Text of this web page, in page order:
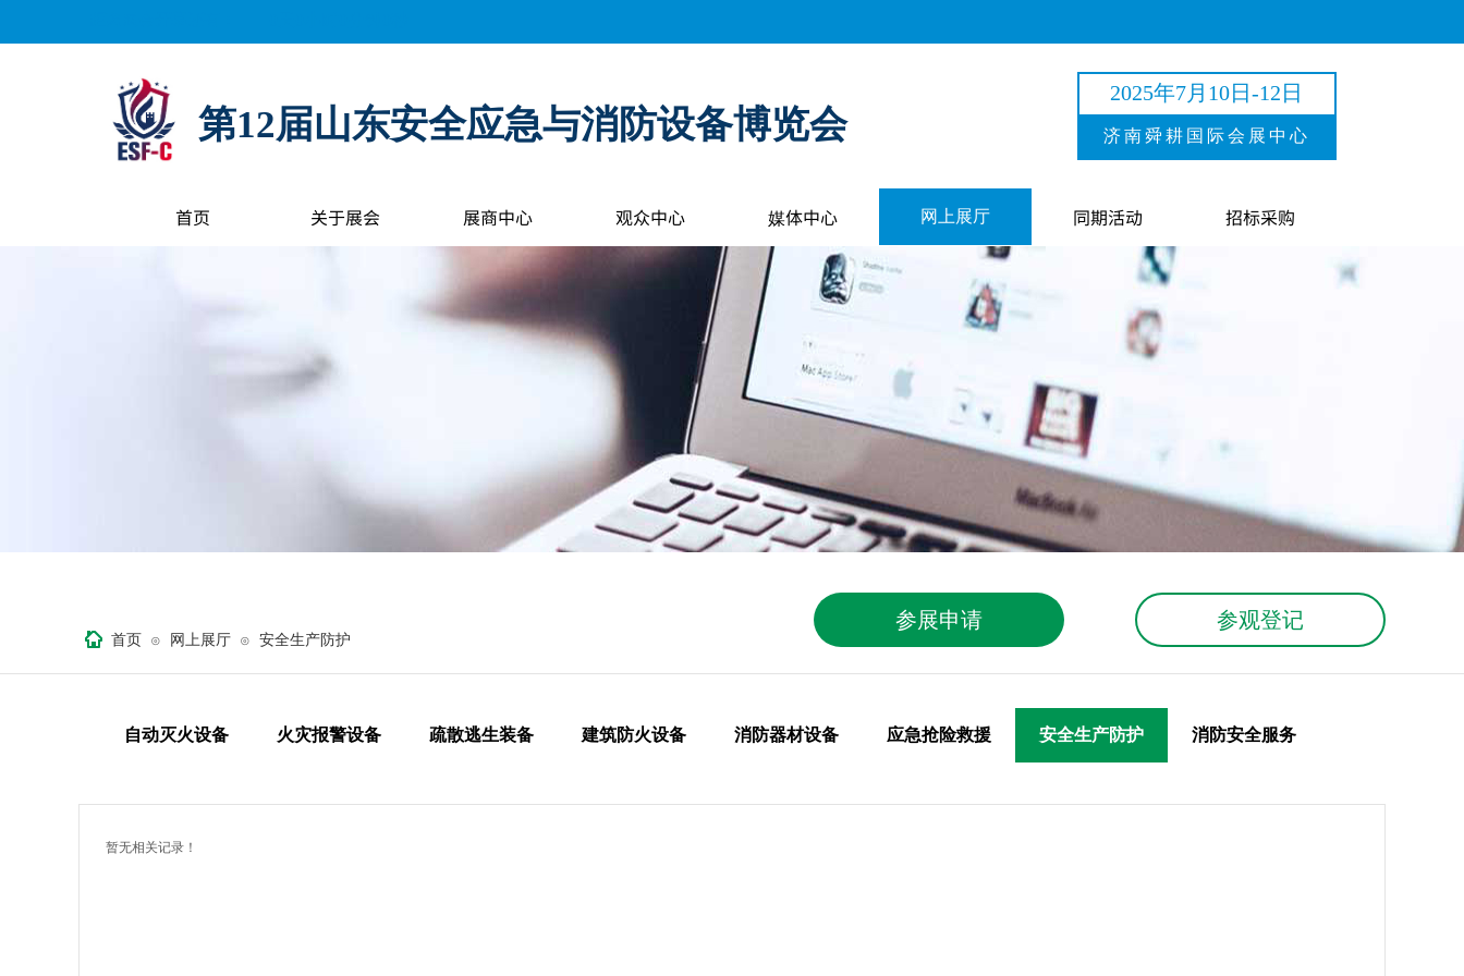
2025年7月10日-12日
第12届山东安全应急与消防设备博览会 济南舜耕国际会展中心
首页 关于展会 展商中心 观众中心 媒体中心 网上展厅 同期活动 招标采购
首页 ⊙ 网上展厅 ⊙ 安全生产防护
参展申请 参观登记
自动灭火设备 火灾报警设备 疏散逃生装备 建筑防火设备 消防器材设备 应急抢险救援 安全生产防护 消防安全服务
暂无相关记录！